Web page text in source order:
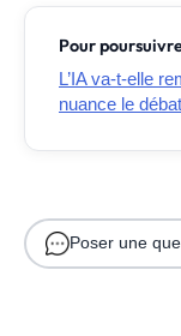
Pour
L’IA va-t-elle
nuance le débat
Poser une